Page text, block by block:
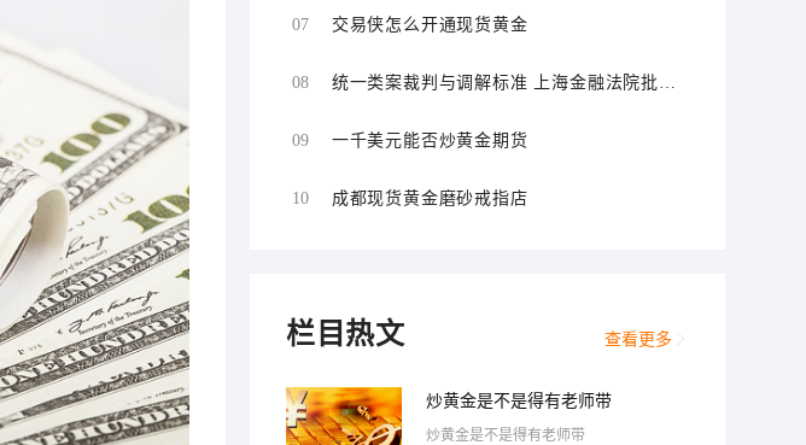
07 交易侠怎么开通现货黄金
08
统一类案裁判与调解标准 上海金融法院批量
09
一千美元能否炒黄金期货
10 成都现货黄金磨砂戒指店
栏目热文 查看更多
炒黄金是不是得有老师带
炒黄金是不是得有老师带